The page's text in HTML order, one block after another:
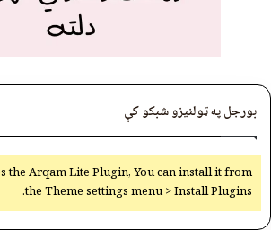
بورجل په ټولنیزو شبکو کې
the Arqam Lite Plugin, You can install it from
the Theme settings menu > Install Plugins.